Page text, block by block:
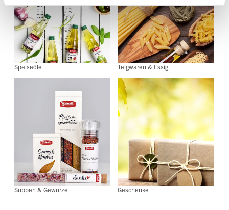
Speiseöle Teigwaren & Essig
Suppen & Gewürze Geschenke